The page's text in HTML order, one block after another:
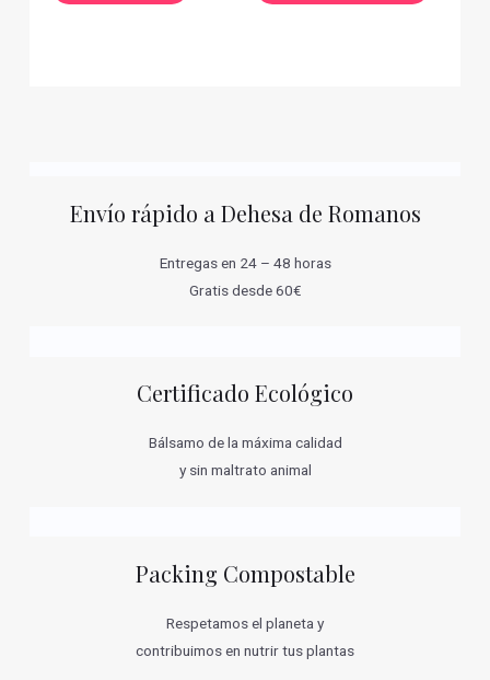
Envío rápido a Dehesa de Romanos
Entregas en 24 – 48 horas
Gratis desde 60€
Certificado Ecológico
Bálsamo de la máxima calidad
y sin maltrato animal
Packing Compostable
Respetamos el planeta y
contribuimos en nutrir tus plantas